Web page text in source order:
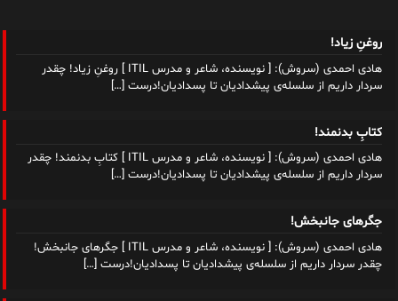
روغنِ زیاد!
هادی احمدی (سروش): [ نویسنده، شاعر و مدرس ITIL ] روغنِ زیاد! چقدر
سردار داریم از سلسله‌‌ی پیشدادیان تا پسدادیان!درست […]
کتابِ بدنمند!
هادی احمدی (سروش): [ نویسنده، شاعر و مدرس ITIL ] کتابِ بدنمند! چقدر
سردار داریم از سلسله‌‌ی پیشدادیان تا پسدادیان!درست […]
جگرهای جانبخش!
هادی احمدی (سروش): [ نویسنده، شاعر و مدرس ITIL ] جگرهای جانبخش!
چقدر سردار داریم از سلسله‌‌ی پیشدادیان تا پسدادیان!درست […]